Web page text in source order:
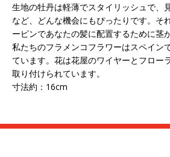
生地の牡丹は軽薄でスタイリッシュで、
など、どんな機会にもぴったりです。そ
ーピンであなたの髪に配置するために茎
私たちのフラメンコフラワーはスペイン
ています。花は花屋のワイヤーとフロー
取り付けられています。
寸法約：16cm